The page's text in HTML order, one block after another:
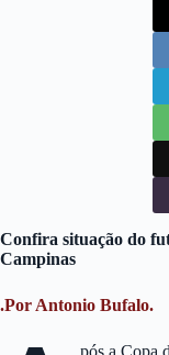
Confira situação do
Campinas
.Por Antonio Bufalo.
pós a Copa